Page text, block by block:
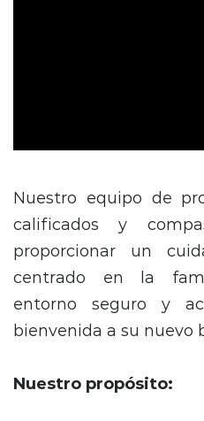
Nuestro equipo de
calificados y
proporcionar un
centrado en la
entorno seguro y
bienvenida a su nuevo
Nuestro propósito: